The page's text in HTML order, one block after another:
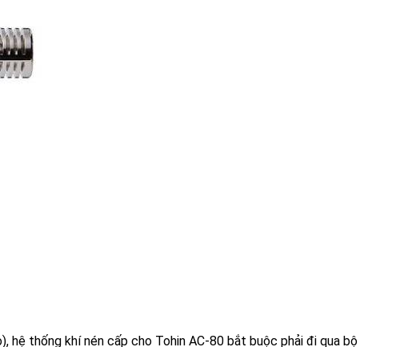
hệ thống khí nén cấp cho Tohin AC-80 bắt buộc phải đi qua bộ